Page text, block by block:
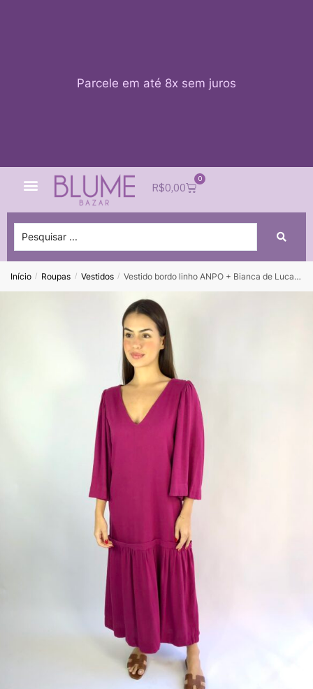
Parcele em até 8x sem juros
R$0,00
0
Início / Roupas / Vestidos / Vestido bordo linho ANPO + Bianca de Luca – P